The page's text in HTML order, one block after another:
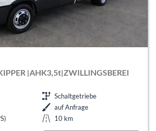
|AHK3,5t|ZWILLINGSBEREI
Schaltgetriebe
auf Anfrage
10 km